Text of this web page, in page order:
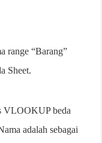
range “Barang”
Sheet.
VLOOKUP beda
adalah sebagai